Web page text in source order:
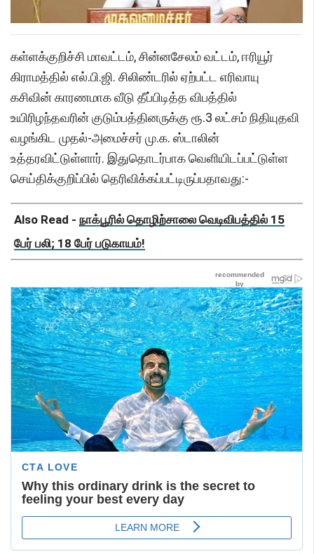
கள்ளக்குறிச்சி மாவட்டம், சின்னசேலம் வட்டம், ஈரியூர்
கிராமத்தில் எல்.பி.ஜி. சிலிண்டரில் ஏற்பட்ட எரிவாயு
கசிவின் காரணமாக வீடு தீப்பிடித்த விபத்தில்
உயிரிழந்தவரின் குடும்பத்தினருக்கு ரூ.3 லட்சம் நிதியுதவி
வழங்கிட முதல்-அமைச்சர் மு.க. ஸ்டாலின்
உத்தரவிட்டுள்ளார். இதுதொடர்பாக வெளியிடப்பட்டுள்ள
செய்திக்குறிப்பில் தெரிவிக்கப்பட்டிருப்பதாவது:-
Also Read - நாக்பூரில் தொழிற்சாலை வெடிவிபத்தில் 15
பேர் பலி; 18 பேர் படுகாயம்!